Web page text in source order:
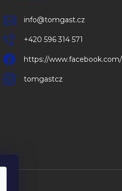
info@tomgast.cz
+420 596 314 571
https://
tomgastcz